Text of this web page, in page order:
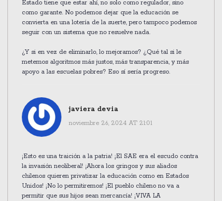
Estado tiene que estar ahí, no solo como regulador, sino
como garante. No podemos dejar que la educación se
convierta en una lotería de la suerte, pero tampoco podemos
seguir con un sistema que no resuelve nada.
¿Y si en vez de eliminarlo, lo mejoramos? ¿Qué tal si le
metemos algoritmos más justos, más transparencia, y más
apoyo a las escuelas pobres? Eso sí sería progreso.
javiera devia
noviembre 26, 2024 AT 21:01
¡Esto es una traición a la patria! ¡El SAE era el escudo contra
la invasión neoliberal! ¡Ahora los gringos y sus aliados
chilenos quieren privatizar la educación como en Estados
Unidos! ¡No lo permitiremos! ¡El pueblo chileno no va a
permitir que sus hijos sean mercancía! ¡VIVA LA